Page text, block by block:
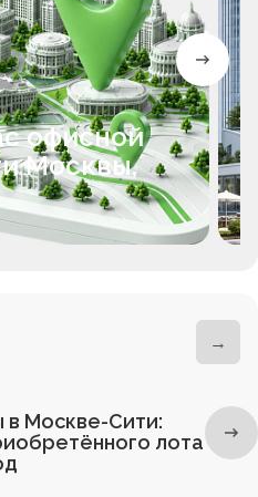
офисной
Москвы,
→
в Москве-Сити:
лота